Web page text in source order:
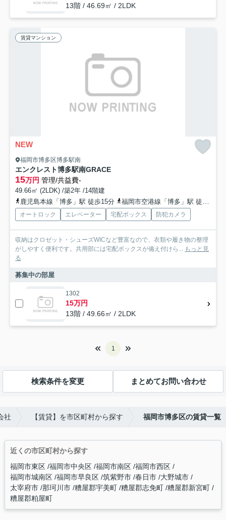
13階 / 46.69㎡ / 2LDK
賃貸マンション
NEW
福岡市博多区博多駅南
エンクレスト博多駅南GRACE
15万円 管理/共益費-
49.66㎡ (2LDK) /築2年 /14階建
鹿児島本線「博多」駅 徒歩15分
福岡市空港線「博多」駅 徒歩15分
オートロック エレベーター 宅配ボックス 防犯カメラ
収納はクロゼット・シューズWICなど豊富なので、衣類や履き物の整理
がしやすく便利です。共用部には宅配ボックスが備え付けら...
もっと見
る
募集中の部屋
1302
15万円
13階 / 49.66㎡ / 2LDK
1
検索条件を変更 まとめてお問い合わせ
社 【賃貸】を市区町村から探す 福岡市博多区の賃貸一覧
近くの市区町村から探す
福岡市東区 福岡市中央区 福岡市南区 福岡市西区
福岡市城南区 福岡市早良区 筑紫野市 春日市 大野城市
太宰府市 那珂川市 糟屋郡宇美町 糟屋郡志免町 糟屋郡新宮町
糟屋郡粕屋町